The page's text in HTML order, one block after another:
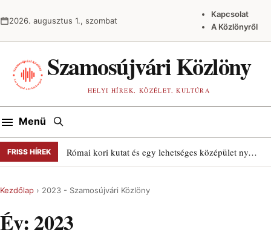
2026. augusztus 1., szombat
Kapcsolat
A Közlönyről
Szamosújvári Közlöny
HELYI HÍREK, KÖZÉLET, KULTÚRA
Menü Keresés
FRISS HÍREK Római kori kutat és egy lehetséges középület nyomait találták Szamosújváron
Kezdőlap › 2023 - Szamosújvári Közlöny
Év:2023